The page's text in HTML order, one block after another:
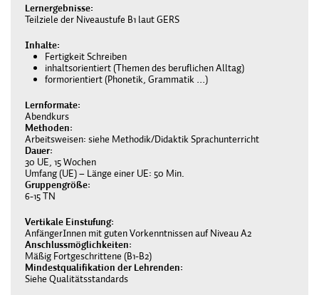
Lernergebnisse
Teilziele der Niveaustufe B1 laut GERS
Inhalte
Fertigkeit Schreiben
inhaltsorientiert (Themen des beruflichen Alltag)
formorientiert (Phonetik, Grammatik …)
Lernformate
Abendkurs
Methoden
Arbeitsweisen: siehe Methodik/Didaktik Sprachunterricht
Dauer
30 UE, 15 Wochen
Umfang (UE) – Länge einer UE: 50 Min.
Gruppengröße
6-15 TN
Vertikale Einstufung
AnfängerInnen mit guten Vorkenntnissen auf Niveau A2
Anschlussmöglichkeiten
Mäßig Fortgeschrittene (B1-B2)
Mindestqualifikation der Lehrenden
Siehe Qualitätsstandards